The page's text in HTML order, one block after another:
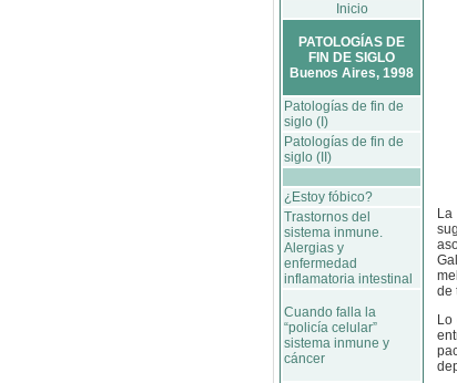
Inicio
PATOLOGÍAS DE
FIN DE SIGLO
Buenos Aires, 1998
Patologías de fin de
siglo (I)
Patologías de fin de
siglo (II)
¿Estoy fóbico?
Trastornos del
sistema inmune.
Alergias y
enfermedad
inflamatoria intestinal
Cuando falla la
“policía celular”
sistema inmune y
cáncer
de